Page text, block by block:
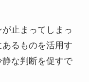
止まってしまっ
るものを活用す
な判断を促すで